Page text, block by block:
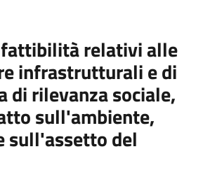
relativi alle
infrastrutturali e di
di rilevanza sociale,
sull'ambiente,
sull'assetto del